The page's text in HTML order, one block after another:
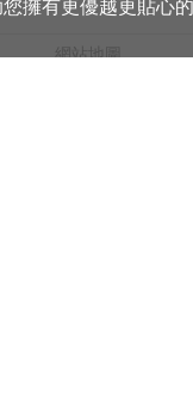
網站地圖
擁有更優越更貼心的